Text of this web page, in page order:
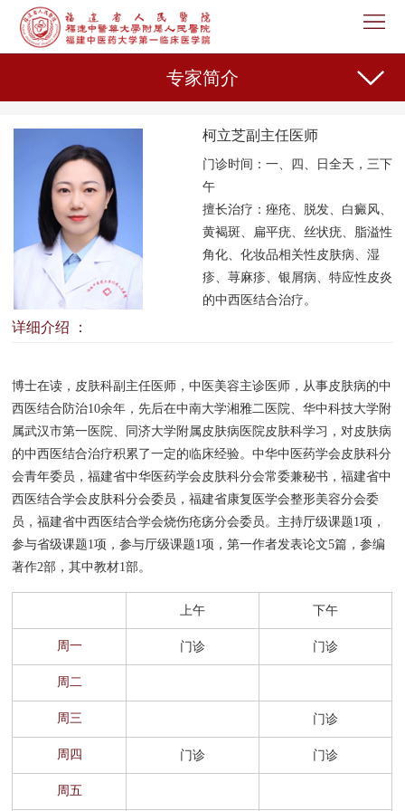
院
新
绍
天
育
学
科
之
窗
事
招
聘
党
群
工
作
院
务
公
开
专家简介
专家总览
名医苑
福建省名中医
门诊排班
柯立芝副主任医师
门诊时间：一、四、日全天，三下
午
擅长治疗： 痤疮、脱发、白癜风、
黄褐斑、扁平疣、丝状疣、脂溢性
角化、化妆品相关性皮肤病、湿
疹、荨麻疹、银屑病、特应性皮炎
的中西医结合治疗。
详细介绍 ：
博士在读，皮肤科副主任医师，中医美容主诊医师，从事皮肤病的中
西医结合防治10余年，先后在中南大学湘雅二医院、华中科技大学附
属武汉市第一医院、同济大学附属皮肤病医院皮肤科学习，对皮肤病
的中西医结合治疗积累了一定的临床经验。中华中医药学会皮肤科分
会青年委员，福建省中华医药学会皮肤科分会常委兼秘书，福建省中
西医结合学会皮肤科分会委员，福建省康复医学会整形美容分会委
员，福建省中西医结合学会烧伤疮疡分会委员。主持厅级课题1项，
参与省级课题1项，参与厅级课题1项，第一作者发表论文5篇，参编
著作2部，其中教材1部。
上午 下午
周一 门诊 门诊
周二
周三 门诊
周四 门诊 门诊
周五